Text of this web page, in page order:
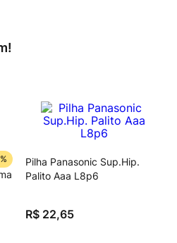
Pilha Panasonic Sup.Hip.
Palito Aaa L8p6
R$ 22,65